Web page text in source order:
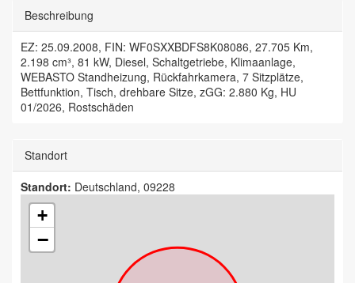
Beschreibung
EZ: 25.09.2008, FIN: WF0SXXBDFS8K08086, 27.705 Km,
2.198 cm³, 81 kW, Diesel, Schaltgetriebe, Klimaanlage,
WEBASTO Standheizung, Rückfahrkamera, 7 Sitzplätze,
Bettfunktion, Tisch, drehbare Sitze, zGG: 2.880 Kg, HU
01/2026, Rostschäden
Standort
Standort: Deutschland, 09228
+
−